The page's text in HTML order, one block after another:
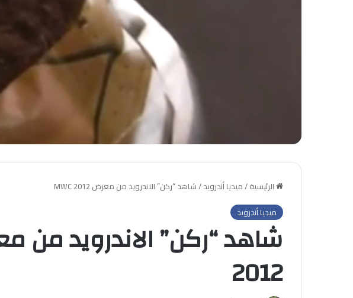
الرئيسية/ميديا أندرويد/شاهد “ركن” الاندرويد من معرض MWC 2012
ميديا أندرويد
2012